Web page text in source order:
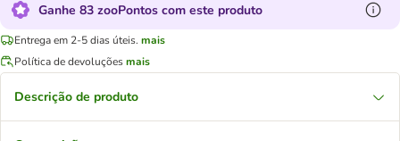
Ganhe 83 zooPontos com este produto
Entrega em 2-5 dias úteis. mais
Política de devoluçõesmais
Descrição de produto